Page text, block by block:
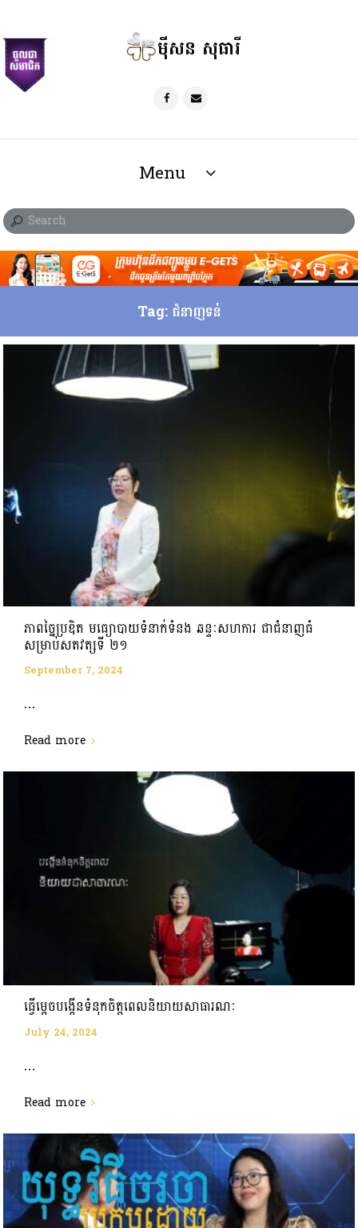
ម៉ីសន សុធារី
Menu
Tag: ជំនាញទន់
ភាពច្នៃប្រឌិត មធ្យោបាយទំនាក់ទំនង ឆន្ទៈសហការ ជាជំនាញធំ
សម្រាប់សតវត្សទី ២១
September 7, 2024
...
Read more
ធ្វើម្តេចបង្កើនទំនុកចិត្តពេលនិយាយសាធារណៈ
July 24, 2024
...
Read more